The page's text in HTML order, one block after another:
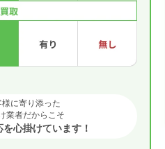
様に寄り添った
業者だからこそ
心掛けています！